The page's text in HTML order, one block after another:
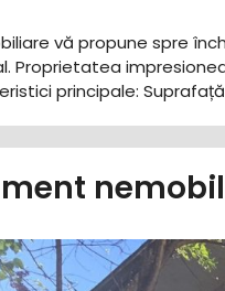
vă propune spre
Proprietatea
principale: